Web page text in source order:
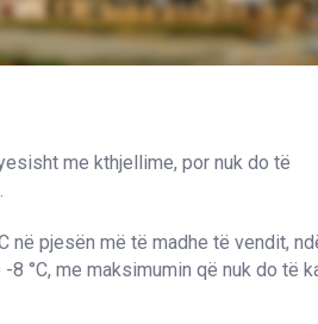
me kthjellime, por nuk do të
në pjesën më të madhe të vendit,
°C, me maksimumin që nuk do të